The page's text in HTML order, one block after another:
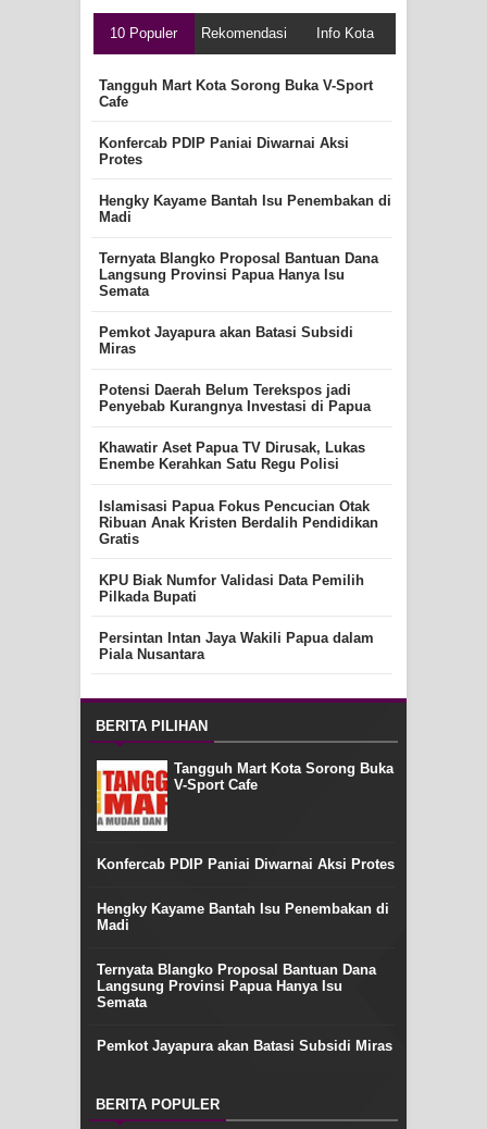
10 Populer Rekomendasi Info Kota
Tangguh Mart Kota Sorong Buka V-Sport
Cafe
Konfercab PDIP Paniai Diwarnai Aksi
Protes
Hengky Kayame Bantah Isu Penembakan di
Madi
Ternyata Blangko Proposal Bantuan Dana
Langsung Provinsi Papua Hanya Isu
Semata
Pemkot Jayapura akan Batasi Subsidi
Miras
Potensi Daerah Belum Terekspos jadi
Penyebab Kurangnya Investasi di Papua
Khawatir Aset Papua TV Dirusak, Lukas
Enembe Kerahkan Satu Regu Polisi
Islamisasi Papua Fokus Pencucian Otak
Ribuan Anak Kristen Berdalih Pendidikan
Gratis
KPU Biak Numfor Validasi Data Pemilih
Pilkada Bupati
Persintan Intan Jaya Wakili Papua dalam
Piala Nusantara
BERITA PILIHAN
Tangguh Mart Kota Sorong Buka
V-Sport Cafe
Konfercab PDIP Paniai Diwarnai Aksi Protes
Hengky Kayame Bantah Isu Penembakan di
Madi
Ternyata Blangko Proposal Bantuan Dana
Langsung Provinsi Papua Hanya Isu
Semata
Pemkot Jayapura akan Batasi Subsidi Miras
BERITA POPULER